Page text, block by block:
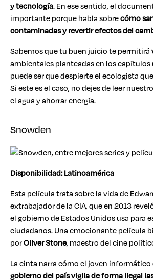
y tecnología. En ese sentido, el
importante porque habla sobrecómo
contaminadas y revertir efectos del
Sabemos que tu buen juicio te permitirá
ambientales planteadas en los capítulos
puede ser que despierte el ecologista
Si este es el caso, no dejes de leer
el aguayahorrar energía.
Snowden
Disponibilidad: Latinoamérica
Esta película trata sobre la vida de
extrabajador de la CIA, que en 2013
el gobierno de Estados Unidos usa para
ciudadanos. Una emocionante película
porOliver Stone, maestro del cine
La cinta narra cómo el joven informático
gobierno del país vigila de forma ilegal